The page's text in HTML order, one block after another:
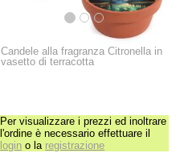
Candele alla fragranza Citronella in
vasetto di terracotta
Per visualizzare i prezzi ed inoltrare
l'ordine è necessario effettuare il
login o la registrazione